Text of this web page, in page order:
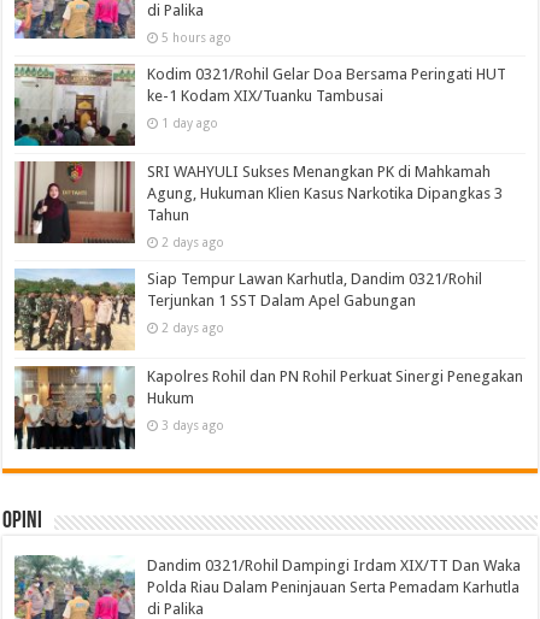
di Palika
5 hours ago
Kodim 0321/Rohil Gelar Doa Bersama Peringati HUT
ke-1 Kodam XIX/Tuanku Tambusai
1 day ago
SRI WAHYULI Sukses Menangkan PK di Mahkamah
Agung, Hukuman Klien Kasus Narkotika Dipangkas 3
Tahun
2 days ago
Siap Tempur Lawan Karhutla, Dandim 0321/Rohil
Terjunkan 1 SST Dalam Apel Gabungan
2 days ago
Kapolres Rohil dan PN Rohil Perkuat Sinergi Penegakan
Hukum
3 days ago
Opini
Dandim 0321/Rohil Dampingi Irdam XIX/TT Dan Waka
Polda Riau Dalam Peninjauan Serta Pemadam Karhutla
di Palika